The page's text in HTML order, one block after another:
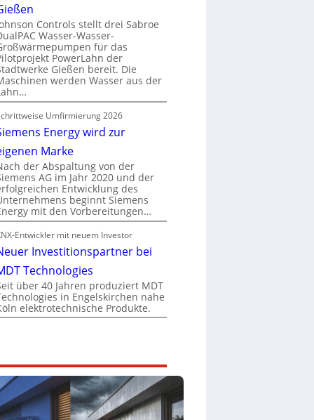
Controls stellt drei Sabroe
Wasser-Wasser-
für das
PowerLahn der
Gießen bereit. Die
werden Wasser aus der
Umfirmierung 2026
Energy wird zur
Marke
der Abspaltung von der
AG im Jahr 2020 und der
Entwicklung des
beginnt Siemens
mit den Vorbereitungen…
Entwickler mit neuem Investor
Investitionspartner bei
Technologies
über 40 Jahren produziert MDT
in Engelskirchen nahe
elektrotechnische Produkte.